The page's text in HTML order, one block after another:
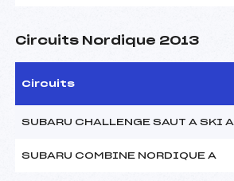
Circuits Nordique 2013
Circuits
SUBARU CHALLENGE SAUT A SKI A
SUBARU COMBINE NORDIQUE A